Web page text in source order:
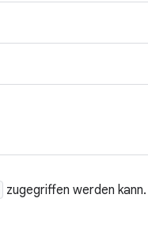
zugegriffen werden kann.